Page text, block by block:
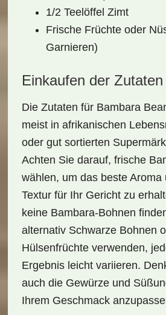
1/2 Teelöffel Zimt
Frische Früchte oder
Garnieren)
Einkaufen der Zutaten
Die Zutaten für Bambara
meist in afrikanischen
oder gut sortierten
Achten Sie darauf, frische
wählen, um das beste Aroma
Textur für Ihr Gericht zu
keine Bambara-Bohnen
alternativ Schwarze Bohnen
Hülsenfrüchte verwenden,
Ergebnis leicht variieren.
auch die Gewürze und
Ihrem Geschmack